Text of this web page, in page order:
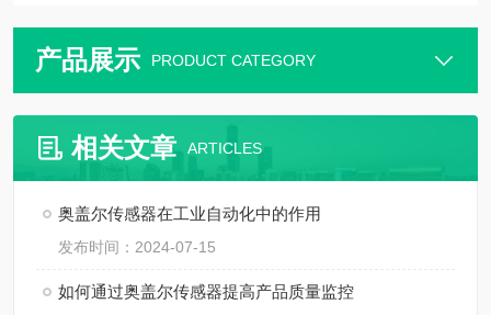
产品展示 PRODUCT CATEGORY
相关文章 ARTICLES
奥盖尔传感器在工业自动化中的作用
发布时间：2024-07-15
如何通过奥盖尔传感器提高产品质量监控